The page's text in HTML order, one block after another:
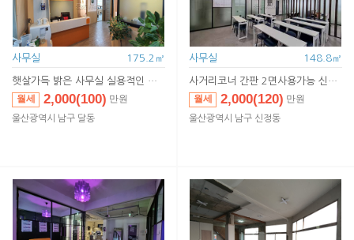
사무실 175.2㎡
햇살가득 밝은 사무실 실용적인 구조 편리한 대중교통
월세 2,000(100) 만원
임대 2,000(100)
울산광역시 남구 달동
사무실 148.8㎡
사거리코너 간판 2면사용가능 신축급 내부시설
월세 2,000(120) 만원
임대 2,000(120)
울산광역시 남구 신정동